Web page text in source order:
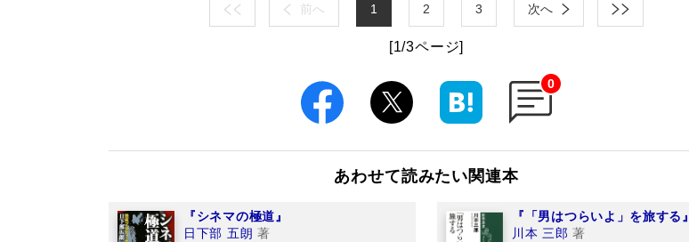
前へ 1 2 3 次へ
[1/3ページ]
0
あわせて読みたい関連本
『シネマの極道』
日下部 五朗 著
『「男はつらいよ」を旅する』
川本 三郎 著